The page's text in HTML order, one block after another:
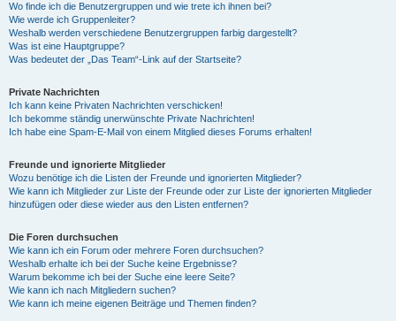
Wo finde ich die Benutzergruppen und wie trete ich ihnen bei?
Wie werde ich Gruppenleiter?
Weshalb werden verschiedene Benutzergruppen farbig dargestellt?
Was ist eine Hauptgruppe?
Was bedeutet der „Das Team“-Link auf der Startseite?
Private Nachrichten
Ich kann keine Privaten Nachrichten verschicken!
Ich bekomme ständig unerwünschte Private Nachrichten!
Ich habe eine Spam-E-Mail von einem Mitglied dieses Forums erhalten!
Freunde und ignorierte Mitglieder
Wozu benötige ich die Listen der Freunde und ignorierten Mitglieder?
Wie kann ich Mitglieder zur Liste der Freunde oder zur Liste der ignorierten Mitglieder
hinzufügen oder diese wieder aus den Listen entfernen?
Die Foren durchsuchen
Wie kann ich ein Forum oder mehrere Foren durchsuchen?
Weshalb erhalte ich bei der Suche keine Ergebnisse?
Warum bekomme ich bei der Suche eine leere Seite?
Wie kann ich nach Mitgliedern suchen?
Wie kann ich meine eigenen Beiträge und Themen finden?